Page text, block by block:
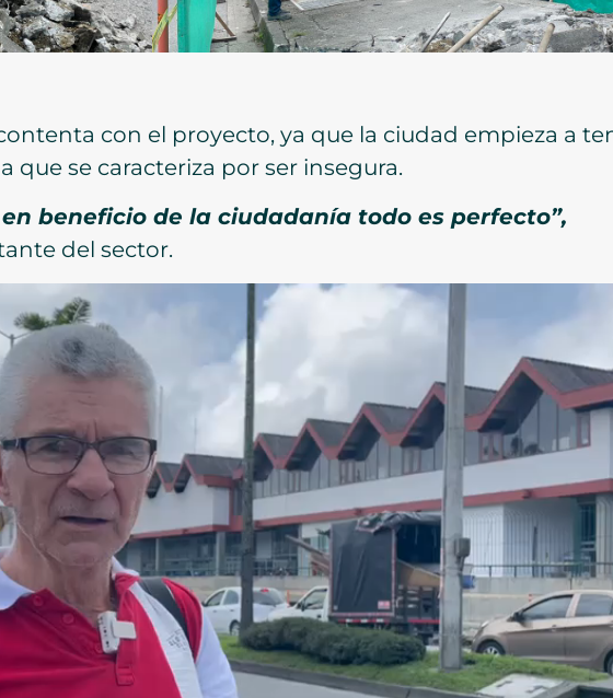
con el proyecto, ya que la ciudad empieza a
que se caracteriza por ser insegura.
beneficio de la ciudadanía todo es perfecto”,
del sector.